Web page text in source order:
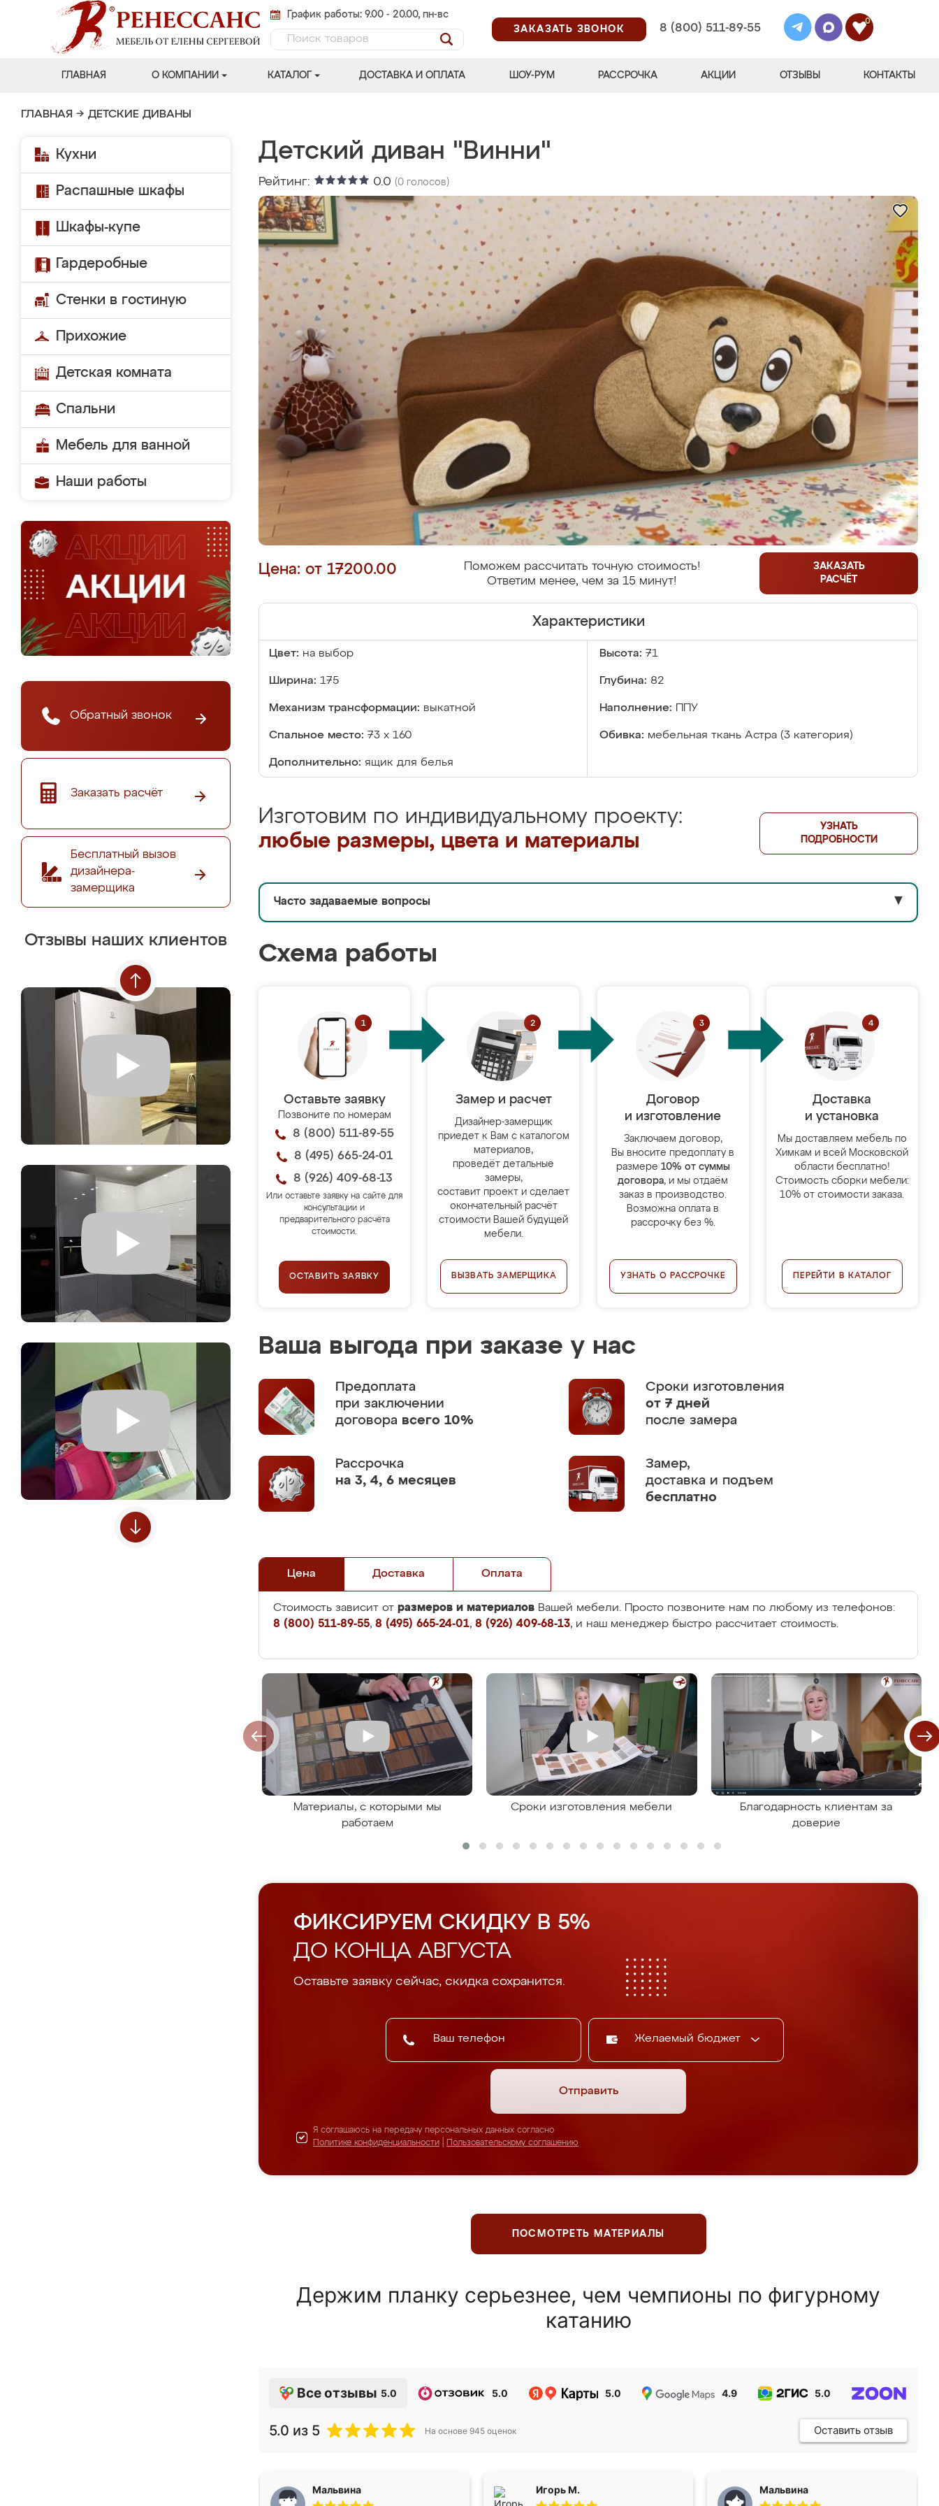
График работы: 9.00 - 20.00, пн-вс
ЗАКАЗАТЬ ЗВОНОК
8 (800) 511-89-55
0
ГЛАВНАЯ О КОМПАНИИ КАТАЛОГ ДОСТАВКА И ОПЛАТА ШОУ-РУМ РАССРОЧКА АКЦИИ ОТЗЫВЫ КОНТАКТЫ
ГЛАВНАЯ → ДЕТСКИЕ ДИВАНЫ
Кухни
Распашные шкафы
Шкафы-купе
Гардеробные
Стенки в гостиную
Прихожие
Детская комната
Спальни
Мебель для ванной
Наши работы
Обратный звонок
Заказать расчёт
Бесплатный вызов
дизайнера-
замерщика
Отзывы наших клиентов
Детский диван "Винни"
Рейтинг: 0.0 (0 голосов)
Цена: от 17200.00
Поможем рассчитать точную стоимость!
Ответим менее, чем за 15 минут!
ЗАКАЗАТЬ
РАСЧЁТ
Характеристики
Цвет: на выбор Высота: 71
Ширина: 175 Глубина: 82
Механизм трансформации: выкатной Наполнение: ППУ
Спальное место: 73 х 160 Обивка: мебельная ткань Астра (3 категория)
Дополнительно: ящик для белья
Изготовим по индивидуальному проекту:
любые размеры, цвета и материалы
УЗНАТЬ
ПОДРОБНОСТИ
Часто задаваемые вопросы ▼
Схема работы
Оставьте заявку
Позвоните по номерам
8 (800) 511-89-55
8 (495) 665-24-01
8 (926) 409-68-13
Или оставьте заявку на сайте для
консультации и
предварительного расчёта
стоимости.
ОСТАВИТЬ ЗАЯВКУ
Замер и расчет
Дизайнер-замерщик
приедет к Вам с каталогом
материалов,
проведёт детальные
замеры,
составит проект и сделает
окончательный расчёт
стоимости Вашей будущей
мебели.
ВЫЗВАТЬ ЗАМЕРЩИКА
Договор
и изготовление
Заключаем договор,
Вы вносите предоплату в
размере 10% от суммы
договора, и мы отдаём
заказ в производство.
Возможна оплата в
рассрочку без %.
УЗНАТЬ О РАССРОЧКЕ
Доставка
и установка
Мы доставляем мебель по
Химкам и всей Московской
области бесплатно!
Стоимость сборки мебели:
10% от стоимости заказа.
ПЕРЕЙТИ В КАТАЛОГ
Ваша выгода при заказе у нас
Предоплата
при заключении
договора всего 10%
Сроки изготовления
от 7 дней
после замера
Рассрочка
на 3, 4, 6 месяцев
Замер,
доставка и подъем
бесплатно
Цена Доставка Оплата
Стоимость зависит от размеров и материалов Вашей мебели. Просто позвоните нам по любому из телефонов:
8 (800) 511-89-55, 8 (495) 665-24-01, 8 (926) 409-68-13, и наш менеджер быстро рассчитает стоимость.
Материалы, с которыми мы
работаем
Сроки изготовления мебели
Благодарность клиентам за
доверие
ФИКСИРУЕМ СКИДКУ В 5%
ДО КОНЦА АВГУСТА
Оставьте заявку сейчас, скидка сохранится.
Желаемый бюджет
Отправить
Я соглашаюсь на передачу персональных данных согласно
Политике конфиденциальности
Пользовательскому соглашению
ПОСМОТРЕТЬ МАТЕРИАЛЫ
Держим планку серьезнее, чем чемпионы по фигурному
катанию
Все отзывы 5.0 5.0 5.0 4.9 5.0
5.0 из 5 На основе 945 оценок Оставить отзыв
Мальвина Игорь М. Мальвина